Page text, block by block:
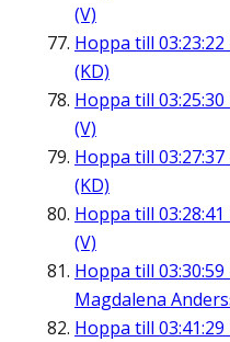
(V)
Hoppa till 03:23:22
(KD)
Hoppa till 03:25:30
(V)
Hoppa till 03:27:37
(KD)
Hoppa till 03:28:41
(V)
Hoppa till 03:30:59
Magdalena
Hoppa till 03:41:29